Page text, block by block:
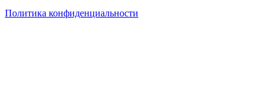
Политика конфиденциальности